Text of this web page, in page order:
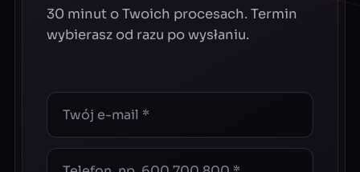
30 minut o Twoich procesach. Termin
wybierasz od razu po wysłaniu.